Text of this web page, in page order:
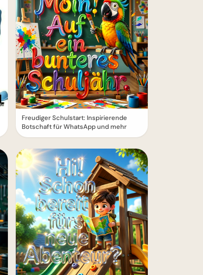
Freudiger Schulstart: Inspirierende
Botschaft für WhatsApp und mehr